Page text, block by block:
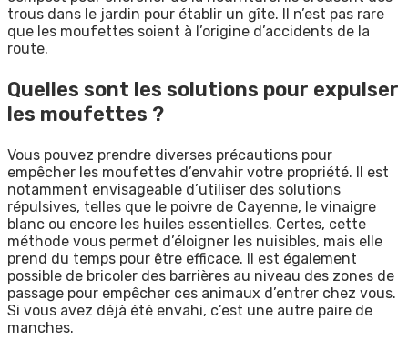
trous dans le jardin pour établir un gîte. Il n’est pas rare
que les moufettes soient à l’origine d’accidents de la
route.
Quelles sont les solutions pour expulser
les moufettes ?
Vous pouvez prendre diverses précautions pour
empêcher les moufettes d’envahir votre propriété. Il est
notamment envisageable d’utiliser des solutions
répulsives, telles que le poivre de Cayenne, le vinaigre
blanc ou encore les huiles essentielles. Certes, cette
méthode vous permet d’éloigner les nuisibles, mais elle
prend du temps pour être efficace. Il est également
possible de bricoler des barrières au niveau des zones de
passage pour empêcher ces animaux d’entrer chez vous.
Si vous avez déjà été envahi, c’est une autre paire de
manches.